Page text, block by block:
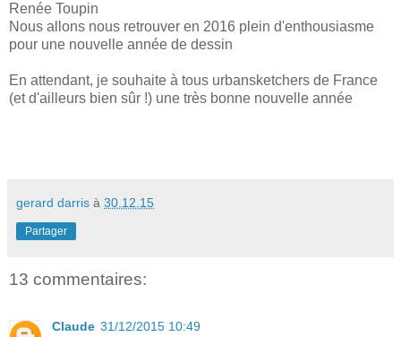
Renée Toupin
Nous allons nous retrouver en 2016 plein d'enthousiasme
pour une nouvelle année de dessin
En attendant, je souhaite à tous urbansketchers de France
(et d'ailleurs bien sûr !) une très bonne nouvelle année
gerard darris à 30.12.15
Partager
13 commentaires:
Claude 31/12/2015 10:49